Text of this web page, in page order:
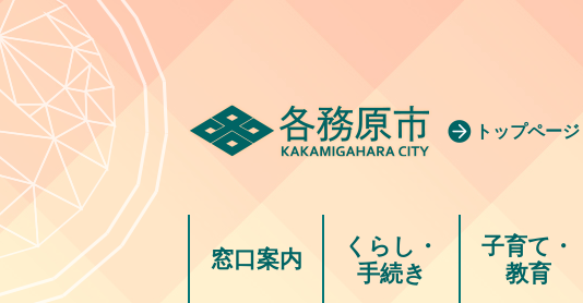
トップページ
窓口案内
くらし・
手続き
子育て・
教育